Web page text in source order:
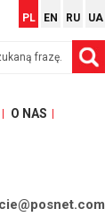
PL EN RU UA
O NAS